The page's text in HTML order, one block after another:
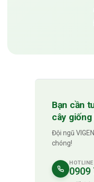
Bạn cần
cây giống
Đội ngũ
chóng!
0909